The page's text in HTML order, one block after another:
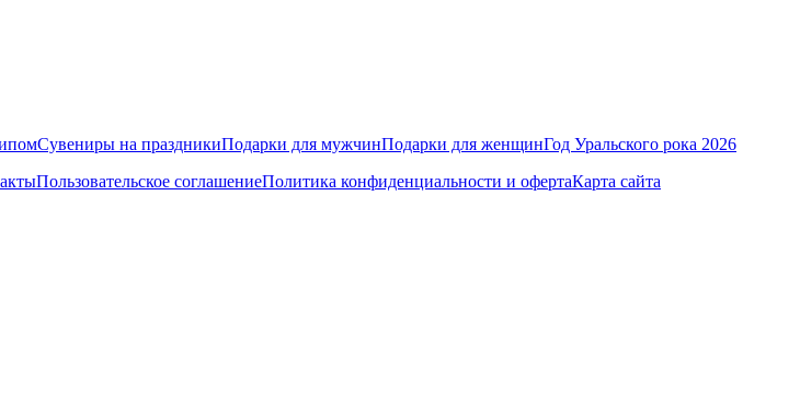
Сувениры на праздникиПодарки для мужчинПодарки для женщинГод Уральского рока 2026
Пользовательское соглашениеПолитика конфиденциальности и офертаКарта сайта